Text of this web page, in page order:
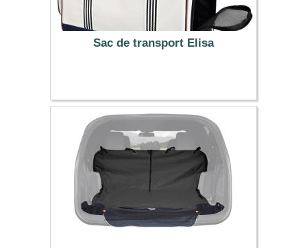
Sac de transport Elisa
29.99 €